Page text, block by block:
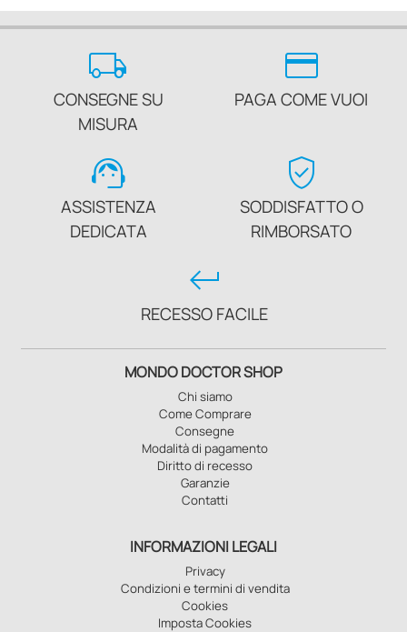
local_shipping
CONSEGNE SU
MISURA
credit_card
PAGA COME VUOI
support_agent
ASSISTENZA
DEDICATA
verified_user
SODDISFATTO O
RIMBORSATO
keyboard_return
RECESSO FACILE
MONDO DOCTOR SHOP
Chi siamo
Come Comprare
Consegne
Modalità di pagamento
Diritto di recesso
Garanzie
Contatti
INFORMAZIONI LEGALI
Privacy
Condizioni e termini di vendita
Cookies
Imposta Cookies